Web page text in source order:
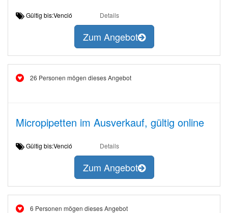
Gültig bis:Venció Details
Zum Angebot
26 Personen mögen dieses Angebot
Micropipetten im Ausverkauf, gültig online
Gültig bis:Venció Details
Zum Angebot
6 Personen mögen dieses Angebot